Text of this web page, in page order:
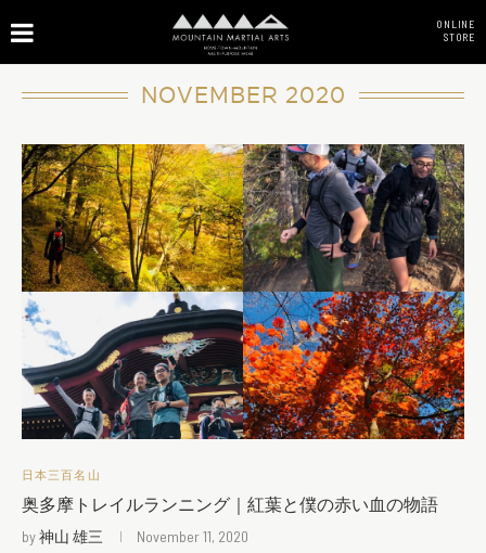
ONLINE
STORE
NOVEMBER 2020
日本三百名山
奥多摩トレイルランニング｜紅葉と僕の赤い血の物語
by神山 雄三 November 11, 2020